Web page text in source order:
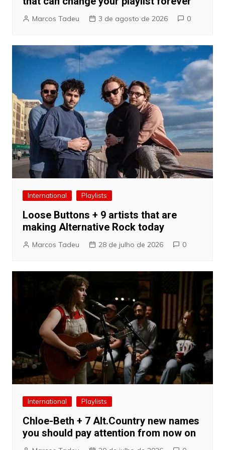
Marcos Tadeu 3 de agosto de 2026 0
International Playlists
Loose Buttons + 9 artists that are
making Alternative Rock today
Marcos Tadeu 28 de julho de 2026 0
International Playlists
Chloe-Beth + 7 Alt.Country new names
you should pay attention from now on